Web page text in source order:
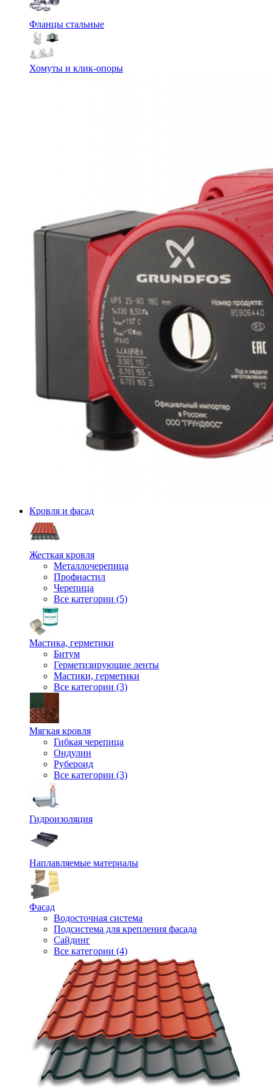
Фланцы стальные
Хомуты и клик-опоры
Кровля и фасад
Жесткая кровля
Металлочерепица
Профнастил
Черепица
Все категории (5)
Мастика, герметики
Битум
Герметизирующие ленты
Мастики, герметики
Все категории (3)
Мягкая кровля
Гибкая черепица
Ондулин
Рубероид
Все категории (3)
Гидроизоляция
Наплавляемые материалы
Фасад
Водосточная система
Подсистема для крепления фасада
Сайдинг
Все категории (4)